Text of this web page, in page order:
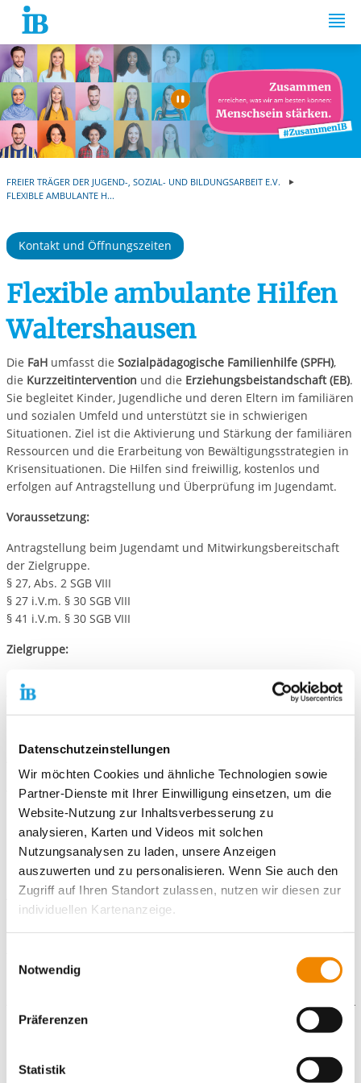
Datenschutzeinstellungen
Wir möchten Cookies und ähnliche Technologien sowie
Partner-Dienste mit Ihrer Einwilligung einsetzen, um die
Website-Nutzung zur Inhaltsverbesserung zu
analysieren, Karten und Videos mit solchen
Nutzungsanalysen zu laden, unsere Anzeigen
auszuwerten und zu personalisieren. Wenn Sie auch den
Zugriff auf Ihren Standort zulassen, nutzen wir diesen zur
individuellen Kartenanzeige.
unsere Partner Daten wie Ihre IP-Adresse und
verarbeiten diese zusammen mit Daten von anderen
Websites. Die Partner erkennen mitunter auch, wenn Sie
zum Website-Besuch verschiedene Geräte verwenden,
kann die Datenübertragung in Drittländer (insb. die USA)
Notwendig
Präferenzen
Statistik
Springe zum Inhalt
Automatische
FREIER TRÄGER DER JUGEND-, SOZIAL- UND BILDUNGSARBEIT E.V.
FLEXIBLE AMBULANTE H...
Kontakt und Öffnungszeiten
Flexible ambulante Hilfen
Waltershausen
Die FaHumfasst die Sozialpädagogische Familienhilfe (SPFH),
die Kurzzeitintervention und die Erziehungsbeistandschaft (EB).
Sie begleitet Kinder, Jugendliche und deren Eltern im familiären
und sozialen Umfeld und unterstützt sie in schwierigen
Situationen. Ziel ist die Aktivierung und Stärkung der familiären
Ressourcen und die Erarbeitung von Bewältigungsstrategien in
Krisensituationen. Die Hilfen sind freiwillig, kostenlos und
erfolgen auf Antragstellung und Überprüfung im Jugendamt.
Voraussetzung:
Antragstellung beim Jugendamt und Mitwirkungsbereitschaft
der Zielgruppe.
§ 27, Abs. 2 SGB VIII
§ 27 i.V.m. § 30 SGB VIII
§ 41 i.V.m. § 30 SGB VIII
Zielgruppe:
Kinder und Jugendliche und deren Eltern bei Vorliegen
vielfältiger Konfliktsituation.
Aktivierung von Stärken und Ressourcen der Familie und
Erarbeitung von Bewältigungsstrategien in Krisensituationen.
Verselbständigung der Familie nach angemessener
Betreuungsdauer.
Neues Erleben und Erlernen mit sich und anderen durch
Stärkung und Entwicklung der persönlichen Resourcen und
sozialen Kompetenzen.
Ansprechpartner:
Die mit einem Sternchen (
) gekennzeichneten Felder sind